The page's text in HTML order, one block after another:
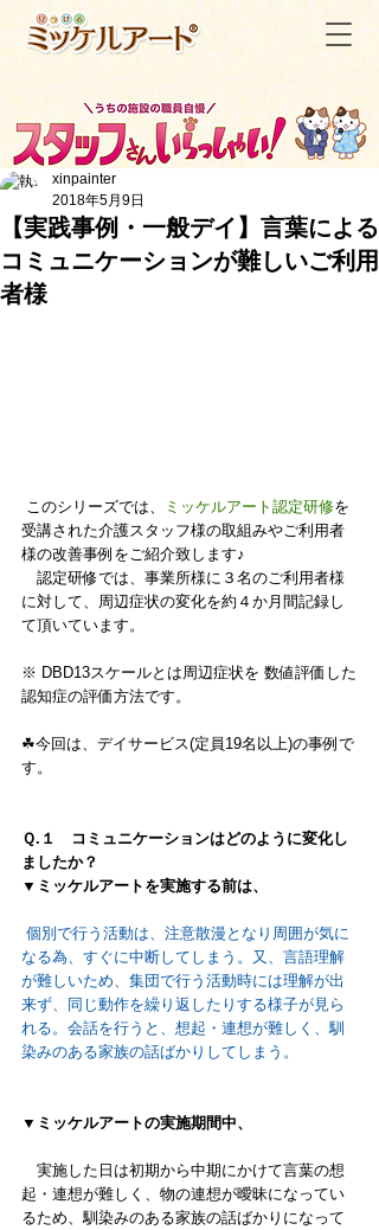
【実践事例・一般デイ】言葉による
コミュニケーションが難しいご利用
者様
xinpainter
2018年5月9日
このシリーズでは、 ミッケルアート認定研修を
受講された介護スタッフ様の取組みやご利用者
様の改善事例をご紹介致します♪
認定研修では、事業所様に３名のご利用者様
に対して、周辺症状の変化を約４か月間記録し
て頂いています。
※ DBD13スケールとは周辺症状を 数値評価した
認知症の評価方法です。
☘今回は、デイサービス(定員19名以上)の事例で
す。
Ｑ.１　コミュニケーションはどのように変化し
ましたか？
▼ミッケルアートを実施する前は、
個別で行う活動は、注意散漫となり周囲が気に
なる為、すぐに中断してしまう。又、言語理解
が難しいため、集団で行う活動時には理解が出
来ず、同じ動作を繰り返したりする様子が見ら
れる。会話を行うと、想起・連想が難しく、馴
染みのある家族の話ばかりしてしまう。
▼ミッケルアートの実施期間中、
実施した日は初期から中期にかけて言葉の想
起・連想が難しく、物の連想が曖昧になってい
るため、馴染みのある家族の話ばかりになって